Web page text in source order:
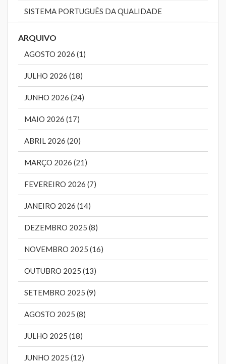
SISTEMA PORTUGUÊS DA QUALIDADE
ARQUIVO
AGOSTO 2026 (1)
JULHO 2026 (18)
JUNHO 2026 (24)
MAIO 2026 (17)
ABRIL 2026 (20)
MARÇO 2026 (21)
FEVEREIRO 2026 (7)
JANEIRO 2026 (14)
DEZEMBRO 2025 (8)
NOVEMBRO 2025 (16)
OUTUBRO 2025 (13)
SETEMBRO 2025 (9)
AGOSTO 2025 (8)
JULHO 2025 (18)
JUNHO 2025 (12)